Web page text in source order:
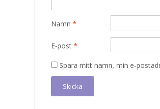
Namn *
E-post *
Spara mitt namn, min e-